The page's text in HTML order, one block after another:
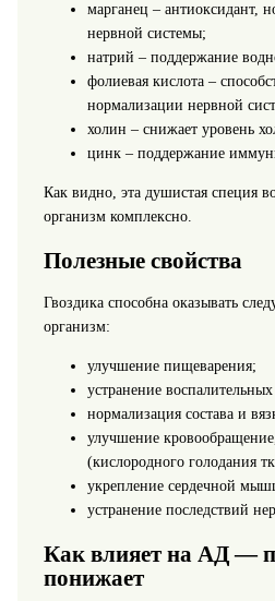
марганец – антиоксидант,
нервной системы;
натрий – поддержание
фолиевая кислота –
нормализации нервной
холин – снижает уровень
цинк – поддержание
Как видно, эта душистая специя
организм комплексно.
Полезные свойства
Гвоздика способна оказывать
организм:
улучшение пищеварения;
устранение
нормализация состава и
улучшение
(кислородного голодания
укрепление сердечной
устранение последствий
Как влияет на АД —
понижает